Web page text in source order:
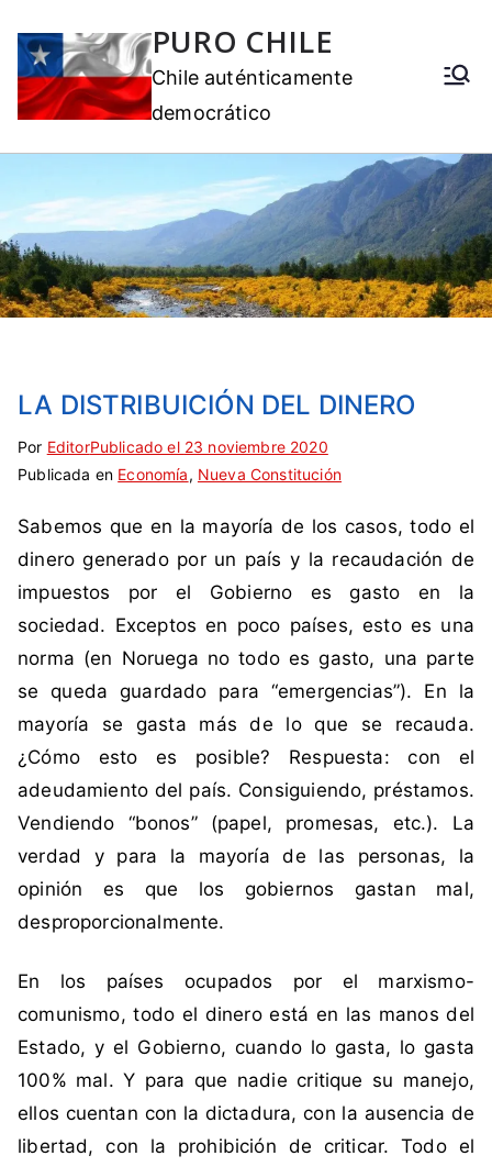
PURO CHILE
Chile auténticamente
democrático
LA DISTRIBUICIÓN DEL DINERO
Por EditorPublicado el 23 noviembre 2020
Publicada en Economía, Nueva Constitución
E
t
q
u
e
a
d
a
c
o
o
g
o
b
i
o
,
i
m
S
i
c
o
m
n
t
a
r
s
Sabemos que en la mayoría de los casos, todo el
dinero generado por un país y la recaudación de
impuestos por el Gobierno es gasto en la
sociedad. Exceptos en poco países, esto es una
norma (en Noruega no todo es gasto, una parte
se queda guardado para “emergencias”). En la
mayoría se gasta más de lo que se recauda.
¿Cómo esto es posible? Respuesta: con el
adeudamiento del país. Consiguiendo, préstamos.
Vendiendo “bonos” (papel, promesas, etc.). La
verdad y para la mayoría de las personas, la
opinión es que los gobiernos gastan mal,
desproporcionalmente.
En los países ocupados por el marxismo-
comunismo, todo el dinero está en las manos del
Estado, y el Gobierno, cuando lo gasta, lo gasta
100% mal. Y para que nadie critique su manejo,
ellos cuentan con la dictadura, con la ausencia de
libertad, con la prohibición de criticar. Todo el